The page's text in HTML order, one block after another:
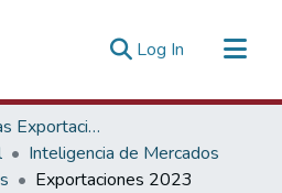
Log In (current)
Promoción de las Exportaciones
Inteligencia de Mercados
Exportaciones 2023